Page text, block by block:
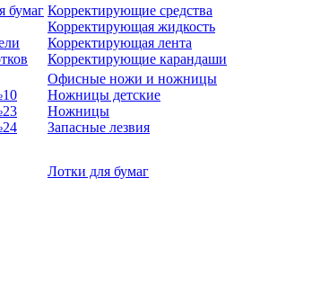
бумаг Корректирующие средства
Корректирующая жидкость
Корректирующая лента
Корректирующие карандаши
Офисные ножи и ножницы
Ножницы детские
Ножницы
Запасные лезвия
Лотки для бумаг